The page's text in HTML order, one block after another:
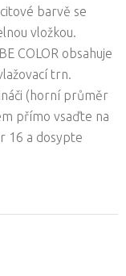
barvě se
vložkou.
COLOR obsahuje
trn.
(horní průměr
přímo vsaďte na
16 a dosypte